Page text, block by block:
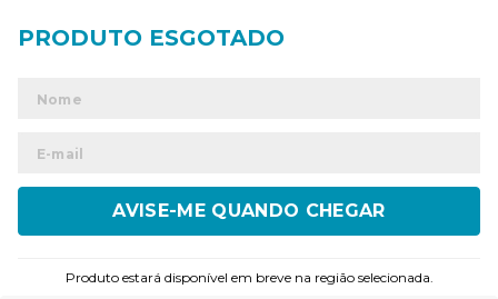
ENVIAR
Produto estará disponível em breve na região selecionada.